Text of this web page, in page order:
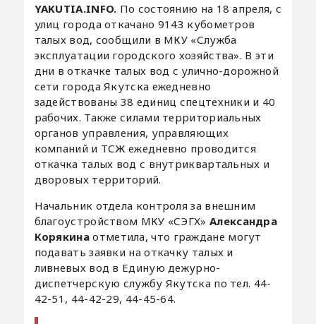
YAKUTIA.INFO. По состоянию на 18 апреля, с
улиц города откачано 9143 кубометров
талых вод, сообщили в МКУ «Служба
эксплуатации городского хозяйства». В эти
дни в откачке талых вод с улично-дорожной
сети города Якутска ежедневно
задействованы 38 единиц спецтехники и 40
рабочих. Также силами территориальных
органов управления, управляющих
компаний и ТСЖ ежедневно проводится
откачка талых вод с внутриквартальных и
дворовых территорий.
Начальник отдела контроля за внешним
благоустройством МКУ «СЭГХ» Александра
Корякина отметила, что граждане могут
подавать заявки на откачку талых и
ливневых вод в Единую дежурно-
диспетчерскую службу Якутска по тел. 44-
42-51, 44-42-29, 44-45-64.